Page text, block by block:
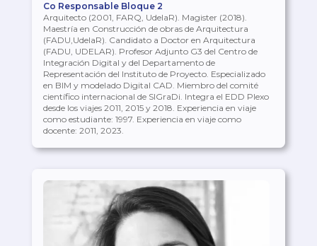
Co Responsable Bloque 2
Arquitecto (2001, FARQ, UdelaR). Magister (2018).
Maestría en Construcción de obras de Arquitectura
(FADU,UdelaR). Candidato a Doctor en Arquitectura
(FADU, UDELAR). Profesor Adjunto G3 del Centro de
Integración Digital y del Departamento de
Representación del Instituto de Proyecto. Especializado
en BIM y modelado Digital CAD. Miembro del comité
científico internacional de SIGraDi. Integra el EDD Plexo
desde los viajes 2011, 2015 y 2018. Experiencia en viaje
como estudiante: 1997. Experiencia en viaje como
docente: 2011, 2023.